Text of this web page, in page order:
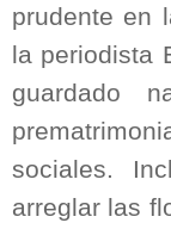
prudente en
la periodista
guardado
sociales.
arreglar las